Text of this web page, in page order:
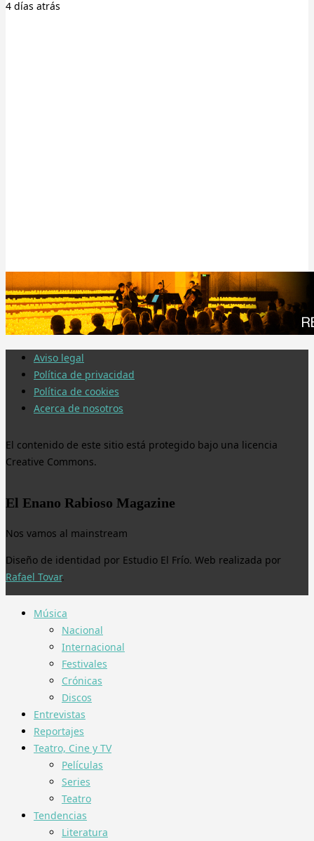
4 días atrás
Aviso legal
Política de privacidad
Política de cookies
Acerca de nosotros
El contenido de este sitio está protegido bajo una licencia
Creative Commons.
El Enano Rabioso Magazine
Nos vamos al mainstream
Diseño de identidad por Estudio El Frío. Web realizada por
Rafael Tovar.
Música
Nacional
Internacional
Festivales
Crónicas
Discos
Entrevistas
Reportajes
Teatro, Cine y TV
Películas
Series
Teatro
Tendencias
Literatura